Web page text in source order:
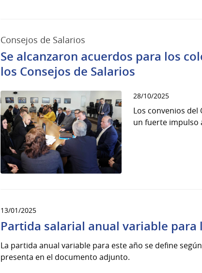
Consejos de Salarios
Se alcanzaron acuerdos para los
los Consejos de Salarios
28/10/2025
Los convenios
un fuerte impulso
13/01/2025
Partida salarial anual variable
La partida anual variable para este año se define
presenta en el documento adjunto.